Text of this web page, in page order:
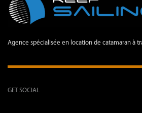
Agence spécialisée en location de catamaran à
GET SOCIAL